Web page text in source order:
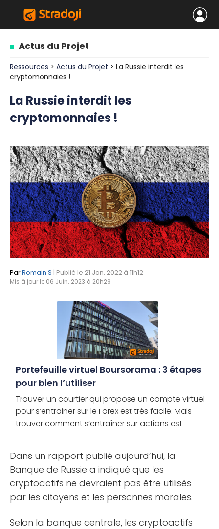
Actus du Projet
Ressources > Actus du Projet > La Russie interdit les
cryptomonnaies !
La Russie interdit les
cryptomonnaies !
ParRomain S | Publié le 21 Jan. 2022 à 11h12
Mis à jour le 06 Juin. 2023 à 20h29
Portefeuille virtuel Boursorama : 3 étapes
pour bien l’utiliser
Trouver un courtier qui propose un compte virtuel
pour s’entrainer sur le Forex est très facile. Mais
trouver comment s’entraîner sur actions est
Dans un rapport publié aujourd’hui, la
Banque de Russie a indiqué que les
cryptoactifs ne devraient pas être utilisés
par les citoyens et les personnes morales.
Selon la banque centrale, les cryptoactifs